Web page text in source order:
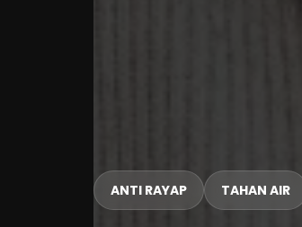
ANTI RAYAP TAHAN AIR